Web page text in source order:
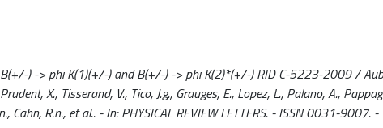
) -> phi K(1)(+/-) and B(+/-) -> phi K(2)*(+/-) RID C-5223-2009 /
X., Tisserand, V., Tico, J.g., Grauges, E., Lopez, L., Palano, A.,
Cahn, R.n., et al.. - In: PHYSICAL REVIEW LETTERS. - ISSN 0031-